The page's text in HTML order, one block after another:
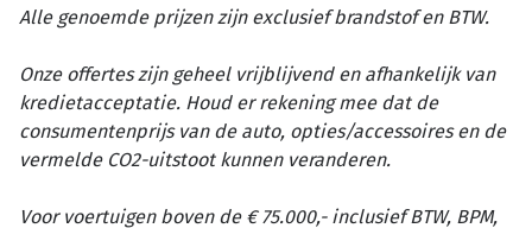
Alle genoemde prijzen zijn exclusief brandstof en BTW.
Onze offertes zijn geheel vrijblijvend en afhankelijk van
kredietacceptatie. Houd er rekening mee dat de
consumentenprijs van de auto, opties/accessoires en de
vermelde CO2-uitstoot kunnen veranderen.
Voor voertuigen boven de € 75.000,- inclusief BTW, BPM,